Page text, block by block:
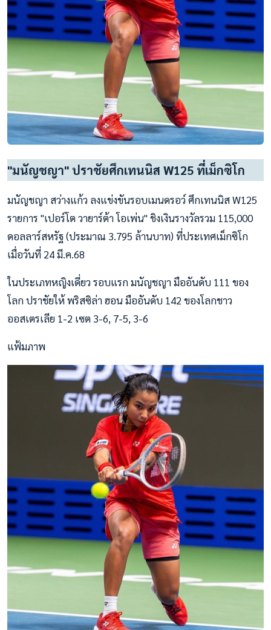
"มนัญชญา" ปราชัยศึกเทนนิส W125 ที่เม็กซิโก
มนัญชญา สว่างแก้ว ลงแข่งขันรอบเมนดรอว์ ศึกเทนนิส W125
รายการ "เปอร์โต วายาร์ต้า โอเพ่น" ชิงเงินรางวัลรวม 115,000
ดอลลาร์สหรัฐ (ประมาณ 3.795 ล้านบาท) ที่ประเทศเม็กซิโก
เมื่อวันที่ 24 มี.ค.68
ในประเภทหญิงเดี่ยว รอบแรก มนัญชญา มืออันดับ 111 ของ
โลก ปราชัยให้ พริสซิล่า ฮอน มืออันดับ 142 ของโลกชาว
ออสเตรเลีย 1-2 เซต 3-6, 7-5, 3-6
แฟ้มภาพ